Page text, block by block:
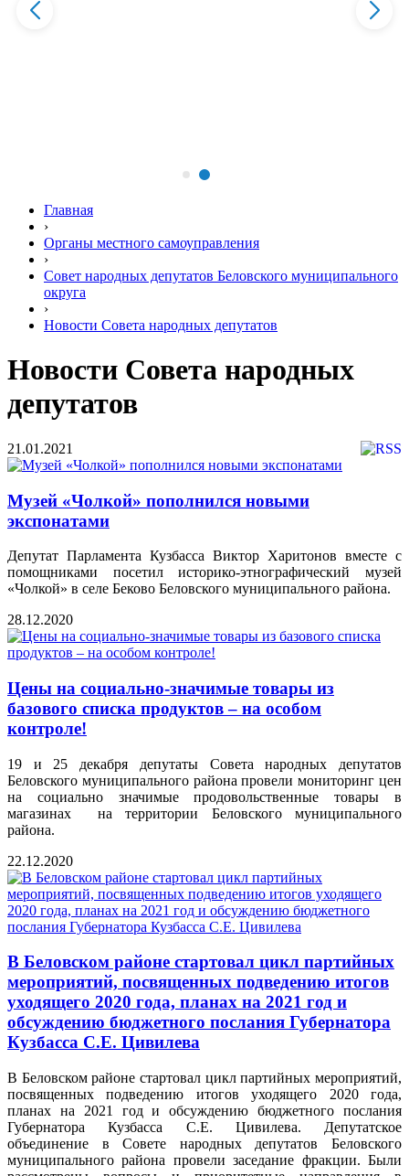
Главная
›
Органы местного самоуправления
›
Совет народных депутатов Беловского муниципального
округа
›
Новости Совета народных депутатов
Новости Совета народных
депутатов
21.01.2021
Музей «Чолкой» пополнился новыми
экспонатами
Депутат Парламента Кузбасса Виктор Харитонов вместе с
помощниками посетил историко-этнографический музей
«Чолкой» в селе Беково Беловского муниципального района.
28.12.2020
Цены на социально-значимые товары из
базового списка продуктов – на особом
контроле!
19 и 25 декабря депутаты Совета народных депутатов
Беловского муниципального района провели мониторинг цен
на социально значимые продовольственные товары в
магазинах на территории Беловского муниципального
района.
22.12.2020
В Беловском районе стартовал цикл партийных
мероприятий, посвященных подведению итогов
уходящего 2020 года, планах на 2021 год и
обсуждению бюджетного послания Губернатора
Кузбасса С.Е. Цивилева
В Беловском районе стартовал цикл партийных мероприятий,
посвященных подведению итогов уходящего 2020 года,
планах на 2021 год и обсуждению бюджетного послания
Губернатора Кузбасса С.Е. Цивилева. Депутатское
объединение в Совете народных депутатов Беловского
муниципального района провели заседание фракции. Были